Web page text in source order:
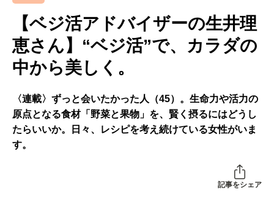
【ベジ活アドバイザーの生井理
恵さん】“ベジ活”で、カラダの
中から美しく。
〈連載〉ずっと会いたかった人（45）。生命力や活力の
原点となる食材「野菜と果物」を、賢く摂るにはどうし
たらいいか。日々、レシピを考え続けている女性がいま
す。
記事をシェア